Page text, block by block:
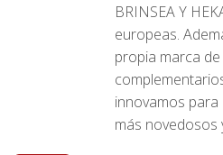
BRINSEA Y
europeas.
propia marca
innovamos
más novedosos